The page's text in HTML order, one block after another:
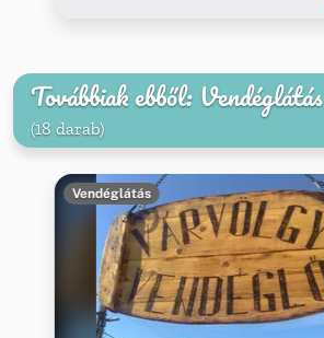
Továbbiak ebből: Vendéglátás
(18 darab)
Vendéglátás